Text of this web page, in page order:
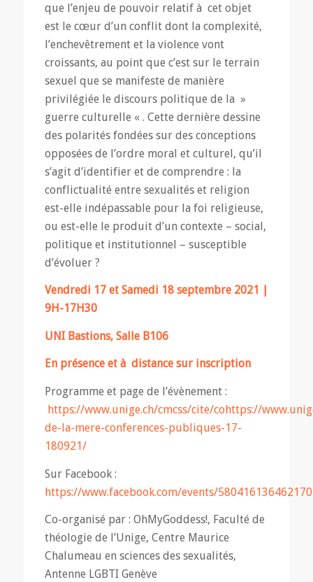
que l’enjeu de pouvoir relatif à cet objet
est le cœur d’un conflit dont la complexité,
l’enchevêtrement et la violence vont
croissants, au point que c’est sur le terrain
sexuel que se manifeste de manière
privilégiée le discours politique de la »
guerre culturelle « . Cette dernière dessine
des polarités fondées sur des conceptions
opposées de l’ordre moral et culturel, qu’il
s’agit d’identifier et de comprendre : la
conflictualité entre sexualités et religion
est-elle indépassable pour la foi religieuse,
ou est-elle le produit d’un contexte – social,
politique et institutionnel – susceptible
d’évoluer ?
Vendredi 17 et Samedi 18 septembre 2021 |
9H-17H30
UNI Bastions, Salle B106
En présence et à distance sur inscription
Programme et page de l’évènement :
https://www.unige.ch/cmcss/cite/cohttps://
de-la-mere-conferences-publiques-17-
180921/
Sur Facebook :
https://www.facebook.com/events/580416136462170
Co-organisé par : OhMyGoddess!, Faculté de
théologie de l’Unige, Centre Maurice
Chalumeau en sciences des sexualités,
Antenne LGBTI Genève